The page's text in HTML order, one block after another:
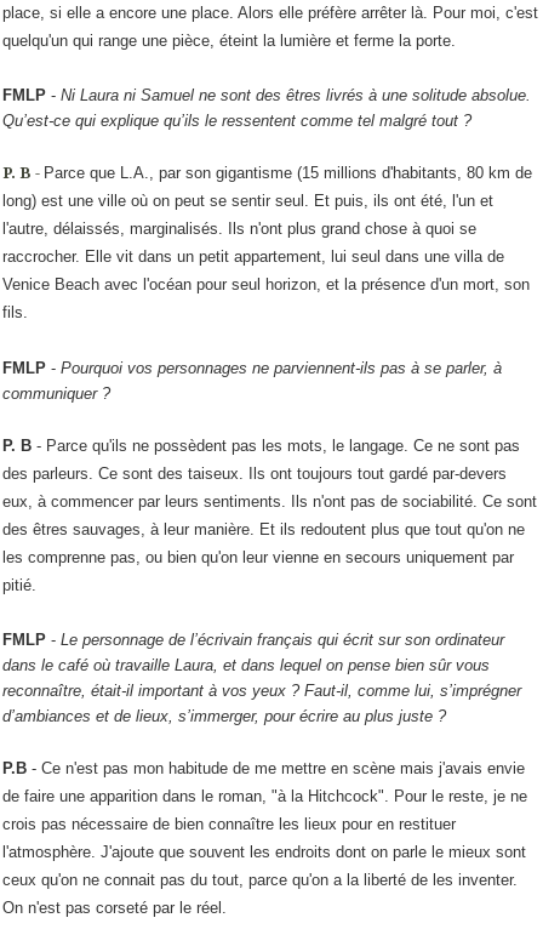
place, si elle a encore une place. Alors elle préfère arrêter là. Pour moi, c'est
quelqu'un qui range une pièce, éteint la lumière et ferme la porte.
FMLP - Ni Laura ni Samuel ne sont des êtres livrés à une solitude absolue.
Qu’est-ce qui explique qu’ils le ressentent comme tel malgré tout ?
P. B - Parce que L.A., par son gigantisme (15 millions d'habitants, 80 km de
long) est une ville où on peut se sentir seul. Et puis, ils ont été, l'un et
l'autre, délaissés, marginalisés. Ils n'ont plus grand chose à quoi se
raccrocher. Elle vit dans un petit appartement, lui seul dans une villa de
Venice Beach avec l'océan pour seul horizon, et la présence d'un mort, son
fils.
FMLP - Pourquoi vos personnages ne parviennent-ils pas à se parler, à
communiquer ?
P. B - Parce qu'ils ne possèdent pas les mots, le langage. Ce ne sont pas
des parleurs. Ce sont des taiseux. Ils ont toujours tout gardé par-devers
eux, à commencer par leurs sentiments. Ils n'ont pas de sociabilité. Ce sont
des êtres sauvages, à leur manière. Et ils redoutent plus que tout qu'on ne
les comprenne pas, ou bien qu'on leur vienne en secours uniquement par
pitié.
FMLP - Le personnage de l’écrivain français qui écrit sur son ordinateur
dans le café où travaille Laura, et dans lequel on pense bien sûr vous
reconnaître, était-il important à vos yeux ? Faut-il, comme lui, s’imprégner
d’ambiances et de lieux, s’immerger, pour écrire au plus juste ?
P.B - Ce n'est pas mon habitude de me mettre en scène mais j'avais envie
de faire une apparition dans le roman, "à la Hitchcock". Pour le reste, je ne
crois pas nécessaire de bien connaître les lieux pour en restituer
l'atmosphère. J'ajoute que souvent les endroits dont on parle le mieux sont
ceux qu'on ne connait pas du tout, parce qu'on a la liberté de les inventer.
On n'est pas corseté par le réel.